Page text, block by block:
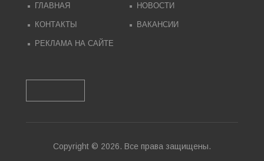
ГЛАВНАЯ НОВОСТИ
КОНТАКТЫ ВАКАНСИИ
РЕКЛАМА НА САЙТЕ
Copyright © 2026. Все права защищены.